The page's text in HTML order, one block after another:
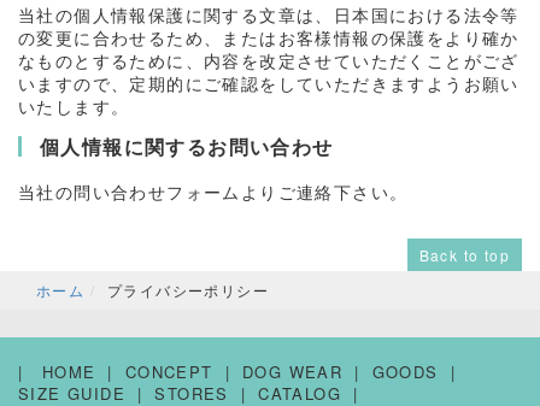
当社の個人情報保護に関する文章は、日本国における法令等
の変更に合わせるため、またはお客様情報の保護をより確か
なものとするために、内容を改定させていただくことがござ
いますので、定期的にご確認をしていただきますようお願い
いたします。
個人情報に関するお問い合わせ
当社の問い合わせフォームよりご連絡下さい。
Back to top
ホーム
プライバシーポリシー
HOME CONCEPT DOG WEAR
GOODS
SIZE GUIDE
STORES
CATALOG